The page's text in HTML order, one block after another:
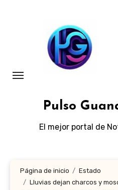
Pulso
El mejor portal de
Página de inicio
Estado
Lluvias dejan charcos y